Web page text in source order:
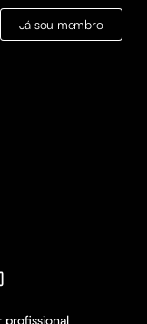
Já sou membro
profissional